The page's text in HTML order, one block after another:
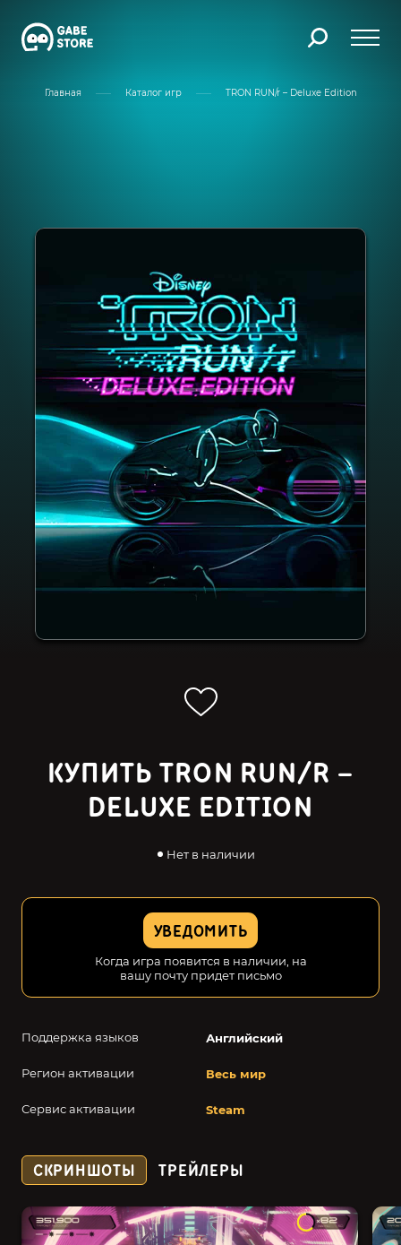
Главная Каталог игр TRON RUN/r – Deluxe Edition
КУПИТЬ TRON RUN/R –
DELUXE EDITION
Нет в наличии
УВЕДОМИТЬ
Когда игра появится в наличии, на
вашу почту придет письмо
Поддержка языков Английский
Регион активации Весь мир
Сервис активации Steam
СКРИНШОТЫ ТРЕЙЛЕРЫ